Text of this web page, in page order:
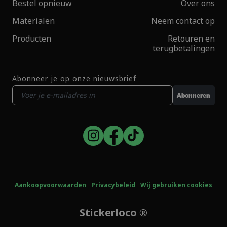
Bestel opnieuw
Materialen
Producten
Over ons
Neem contact op
Retouren en
terugbetalingen
Abonneer je op onze nieuwsbrief
Abonneren
Aankoopvoorwaarden Privacybeleid Wij gebruiken cookies
Stickerloco ®